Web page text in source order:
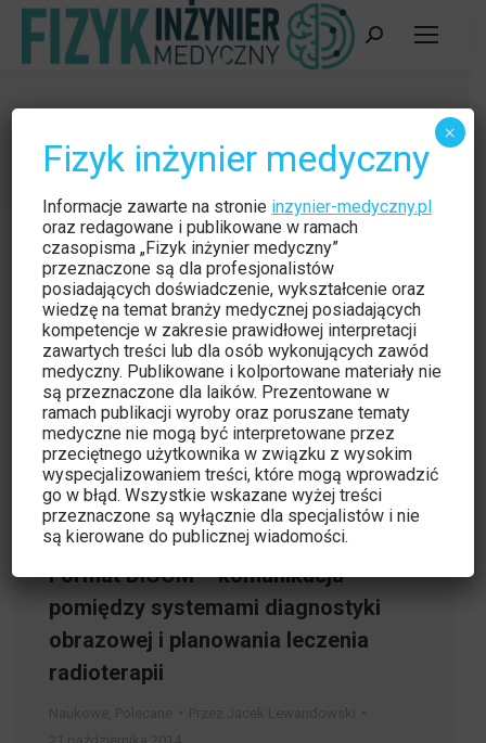
Szukaj:
Jesteś tutaj:
Strona główna Autor artykułów Jacek Lewandowski
Format DICOM – komunikacja
pomiędzy systemami diagnostyki
obrazowej i planowania leczenia
radioterapii
Fizyk inżynier medyczny
Informacje zawarte na stronie inzynier-medyczny.pl
oraz redagowane i publikowane w ramach
czasopisma „Fizyk inżynier medyczny”
przeznaczone są dla profesjonalistów
posiadających doświadczenie, wykształcenie oraz
wiedzę na temat branży medycznej posiadających
kompetencje w zakresie prawidłowej interpretacji
zawartych treści lub dla osób wykonujących zawód
medyczny. Publikowane i kolportowane materiały nie
są przeznaczone dla laików. Prezentowane w
ramach publikacji wyroby oraz poruszane tematy
medyczne nie mogą być interpretowane przez
przeciętnego użytkownika w związku z wysokim
wyspecjalizowaniem treści, które mogą wprowadzić
go w błąd. Wszystkie wskazane wyżej treści
przeznaczone są wyłącznie dla specjalistów i nie
są kierowane do publicznej wiadomości.
×